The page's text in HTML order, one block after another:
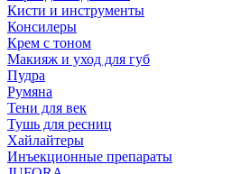
Кисти и инструменты
Консилеры
Крем с тоном
Макияж и уход для губ
Пудра
Румяна
Тени для век
Тушь для ресниц
Хайлайтеры
Инъекционные препараты